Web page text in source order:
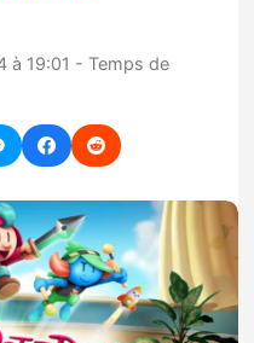
à 19:01 - Temps de